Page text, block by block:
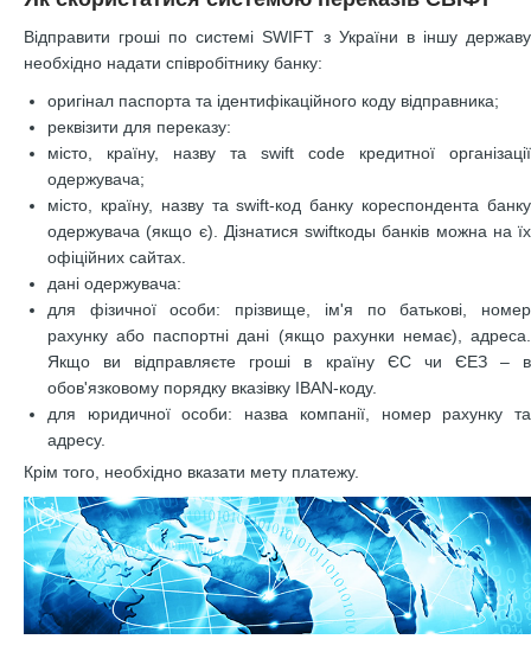
Відправити гроші по системі SWIFT з України в іншу державу
необхідно надати співробітнику банку:
оригінал паспорта та ідентифікаційного коду відправника;
реквізити для переказу:
місто, країну, назву та swift code кредитної організації
одержувача;
місто, країну, назву та swift-код банку кореспондента банку
одержувача (якщо є). Дізнатися swiftкоды банків можна на їх
офіційних сайтах.
дані одержувача:
для фізичної особи: прізвище, ім'я по батькові, номер
рахунку або паспортні дані (якщо рахунки немає), адреса.
Якщо ви відправляєте гроші в країну ЄС чи ЄЕЗ – в
обов'язковому порядку вказівку IBAN-коду.
для юридичної особи: назва компанії, номер рахунку та
адресу.
Крім того, необхідно вказати мету платежу.